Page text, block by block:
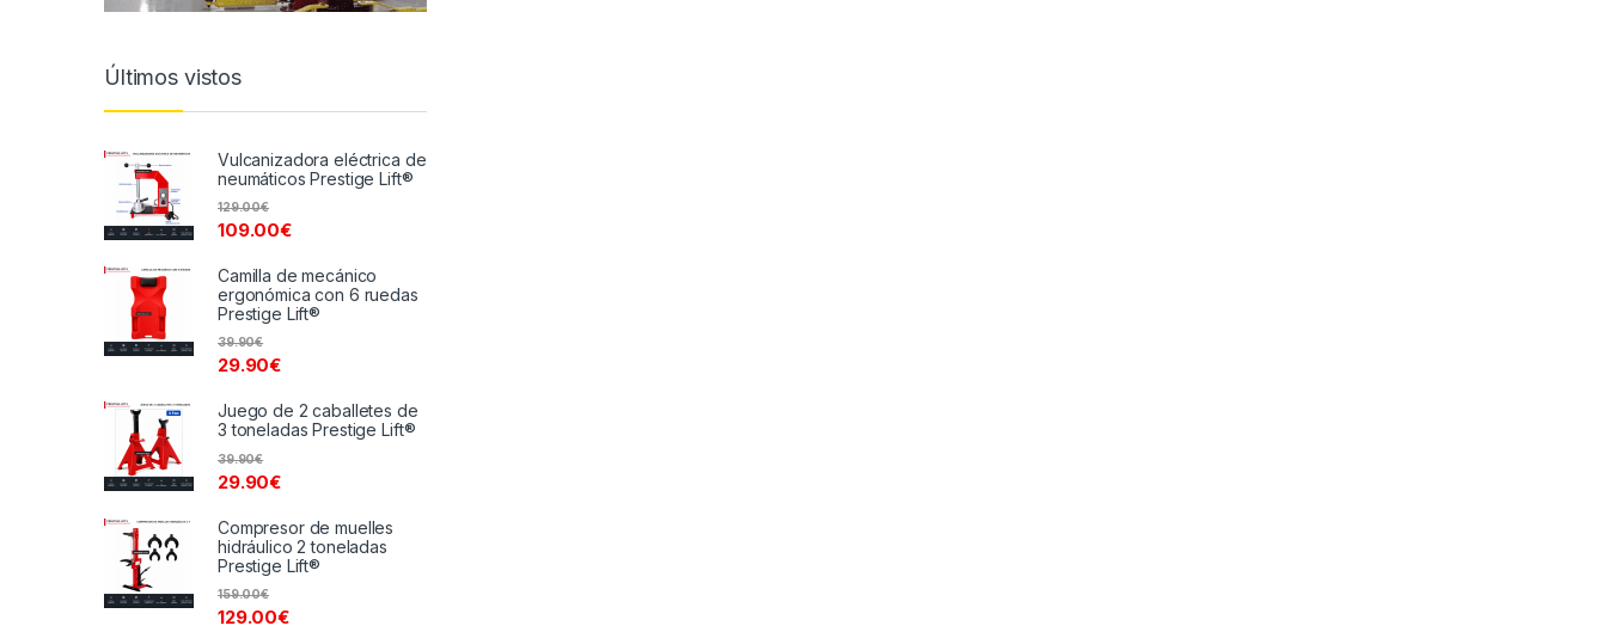
Últimos vistos
Vulcanizadora eléctrica de
neumáticos Prestige Lift®
109.00€
129.00€
Camilla de mecánico
ergonómica con 6 ruedas
Prestige Lift®
29.90€
39.90€
Juego de 2 caballetes de
3 toneladas Prestige Lift®
29.90€
39.90€
Compresor de muelles
hidráulico 2 toneladas
Prestige Lift®
129.00€
159.00€